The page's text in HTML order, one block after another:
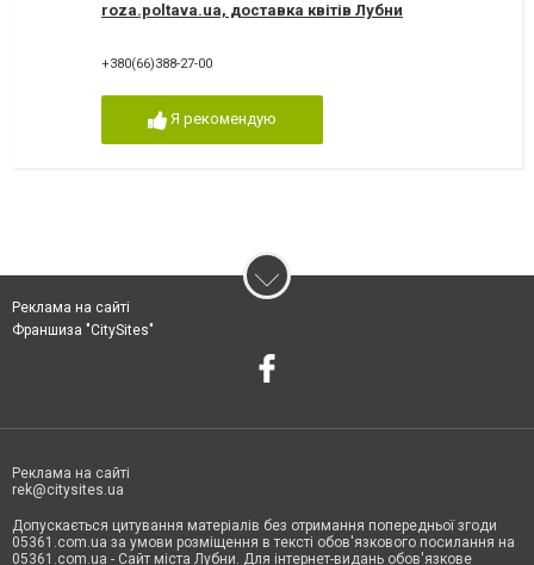
roza.poltava.ua, доставка квітів Лубни
+380(66)388-27-00
Я рекомендую
Реклама на сайті
Франшиза "CitySites"
Реклама на сайті
rek@citysites.ua
Допускається цитування матеріалів без отримання попередньої згоди
05361.com.ua за умови розміщення в тексті обов'язкового посилання на
05361.com.ua - Сайт міста Лубни. Для інтернет-видань обов'язкове